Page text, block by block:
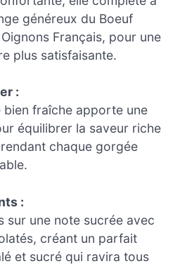
généreux du Boeuf
Français, pour une
plus satisfaisante.
:
bien fraîche apporte une
équilibrer la saveur riche
chaque gorgée
:
sur une note sucrée avec
créant un parfait
et sucré qui ravira tous